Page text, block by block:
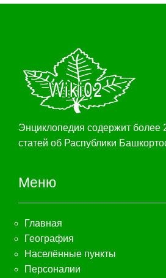
Энциклопедия содержит более
статей об Распублики
Меню
Главная
География
Населённые пункты
Персоналии